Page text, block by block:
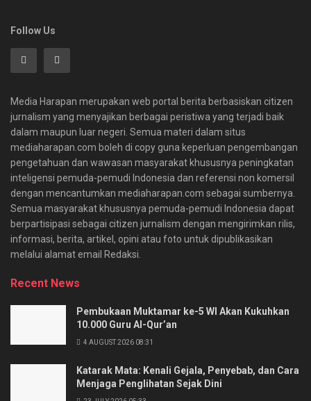
Follow Us
Media Harapan merupakan web portal berita berbasiskan citizen
jurnalism yang menyajikan berbagai peristiwa yang terjadi baik
dalam maupun luar negeri. Semua materi dalam situs
mediaharapan.com boleh di copy guna keperluan pengembangan
pengetahuan dan wawasan masyarakat khususnya peningkatan
inteligensi pemuda-pemudi Indonesia dan referensi non komersil
dengan mencantumkan mediaharapan.com sebagai sumbernya.
Semua masyarakat khususnya pemuda-pemudi Indonesia dapat
berpartisipasi sebagai citizen jurnalism dengan mengirimkan rilis,
informasi, berita, artikel, opini atau foto untuk dipublikasikan
melalui alamat email Redaksi.
Recent News
Pembukaan Muktamar ke-5 WI Akan Kukuhkan
10.000 Guru Al-Qur’an
4 AUGUST 2026 08:31
Katarak Mata: Kenali Gejala, Penyebab, dan Cara
Menjaga Penglihatan Sejak Dini